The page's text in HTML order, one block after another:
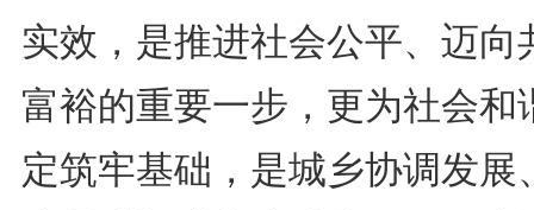
实效，是推进社会公平、迈向
富裕的重要一步，更为社会和
定筑牢基础，是城乡协调发展